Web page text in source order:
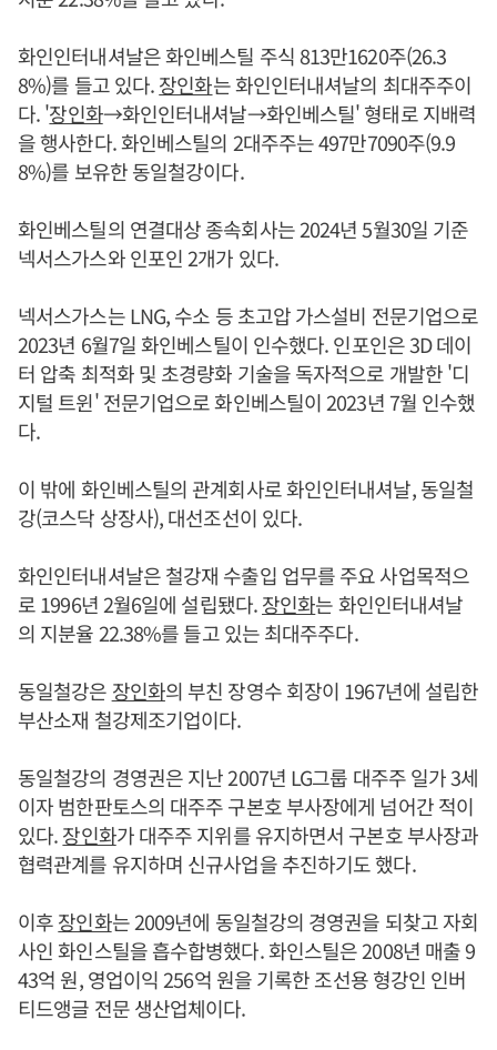
화인인터내셔날은 화인베스틸 주식 813만1620주(26.3
8%)를 들고 있다.장인화는 화인인터내셔날의 최대주주이
다. '장인화→화인인터내셔날→화인베스틸' 형태로 지배력
을 행사한다. 화인베스틸의 2대주주는 497만7090주(9.9
8%)를 보유한 동일철강이다.
화인베스틸의 연결대상 종속회사는 2024년 5월30일 기준
넥서스가스와 인포인 2개가 있다.
넥서스가스는 LNG, 수소 등 초고압 가스설비 전문기업으로
2023년 6월7일 화인베스틸이 인수했다. 인포인은 3D 데이
터 압축 최적화 및 초경량화 기술을 독자적으로 개발한 '디
지털 트윈' 전문기업으로 화인베스틸이 2023년 7월 인수했
다.
이 밖에 화인베스틸의 관계회사로 화인인터내셔날, 동일철
강(코스닥 상장사), 대선조선이 있다.
화인인터내셔날은 철강재 수출입 업무를 주요 사업목적으
로 1996년 2월6일에 설립됐다.장인화는 화인인터내셔날
의 지분율 22.38%를 들고 있는 최대주주다.
동일철강은 장인화의 부친 장영수 회장이 1967년에 설립한
부산소재 철강제조기업이다.
동일철강의 경영권은 지난 2007년 LG그룹 대주주 일가 3세
이자 범한판토스의 대주주 구본호 부사장에게 넘어간 적이
있다.장인화가 대주주 지위를 유지하면서 구본호 부사장과
협력관계를 유지하며 신규사업을 추진하기도 했다.
이후장인화는 2009년에 동일철강의 경영권을 되찾고 자회
사인 화인스틸을 흡수합병했다. 화인스틸은 2008년 매출 9
43억 원, 영업이익 256억 원을 기록한 조선용 형강인 인버
티드앵글 전문 생산업체이다.